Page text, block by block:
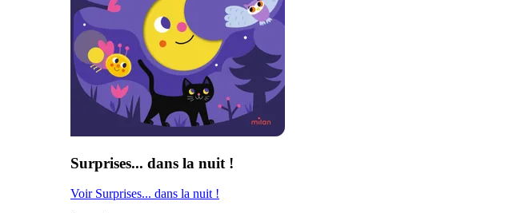
Surprises... dans la nuit !
Voir Surprises... dans la nuit !